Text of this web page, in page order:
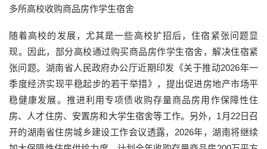
多所高校收购商品房作学生宿舍
随着高校的发展，尤其是一些高校扩招后，住宿紧张问题显
现。因此，部分高校通过购买商品房作学生宿舍，解决住宿紧
张问题。湖南省人民政府办公厅近期印发《关于推动2026年一
季度经济实现平稳起步的若干举措》，提出促进房地产市场平
稳健康发展。推进利用专项债收购存量商品房用作保障性住
房、人才住房、安置房和大学生宿舍等工作。另外，1月22日召
开的湖南省住房城乡建设工作会议透露，2026年，湖南将继续